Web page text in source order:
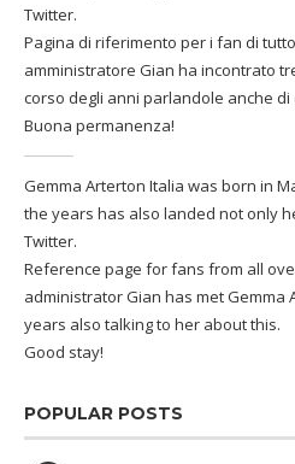
Twitter.
Pagina di riferimento per i fan di
amministratore Gian ha incontrato
corso degli anni parlandole anche di
Buona permanenza!
Gemma Arterton Italia was born in
the years has also landed not only
Twitter.
Reference page for fans from all
administrator Gian has met Gemma
years also talking to her about this.
Good stay!
POPULAR POSTS